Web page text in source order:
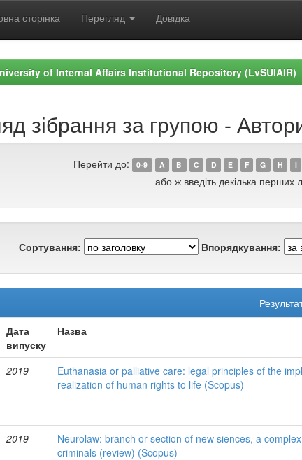
сторінка Перегляд Довідка
of Internal Affairs Institutional Repository (LvSUIAIR)
зібрання за групою -
Перейти до: 0-9 A B C D E F G H I
або ж введіть декілька перших
Сортування: Впорядкування:
Дата
випуску
Назва
2019
Euthanasia or palliative care: legal principles of the
realization of human rights to life (Scopus)
2019
Neurolaw: branch or section of new siences, a
criminals (review) (Scopus)